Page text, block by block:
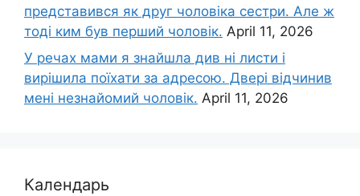
представився як друг чоловіка сестри. Але ж
тоді ким був перший чоловік. April 11, 2026
У речах мами я знайшла див ні листи і
вирішила поїхати за адресою. Двері відчинив
мені незнайомий чоловік. April 11, 2026
Календарь